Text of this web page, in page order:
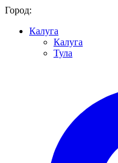
Город:
Калуга
Калуга
Тула